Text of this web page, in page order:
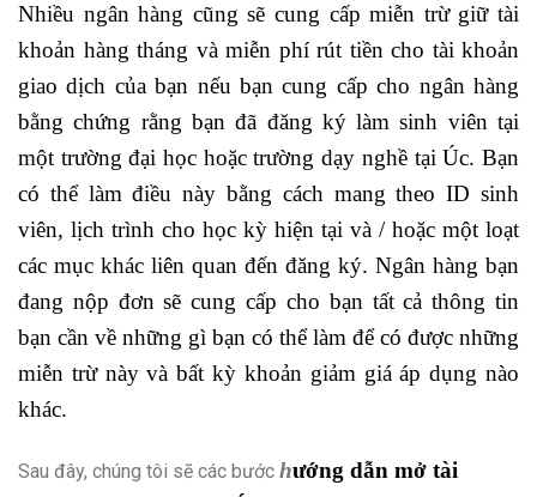
Nhiều ngân hàng cũng sẽ cung cấp miễn trừ giữ tài
khoản hàng tháng và miễn phí rút tiền cho tài khoản
giao dịch của bạn nếu bạn cung cấp cho ngân hàng
bằng chứng rằng bạn đã đăng ký làm sinh viên tại
một trường đại học hoặc trường dạy nghề tại Úc. Bạn
có thể làm điều này bằng cách mang theo ID sinh
viên, lịch trình cho học kỳ hiện tại và / hoặc một loạt
các mục khác liên quan đến đăng ký. Ngân hàng bạn
đang nộp đơn sẽ cung cấp cho bạn tất cả thông tin
bạn cần về những gì bạn có thể làm để có được những
miễn trừ này và bất kỳ khoản giảm giá áp dụng nào
khác.
Sau đây, chúng tôi sẽ các bước hướng dẫn mở tài